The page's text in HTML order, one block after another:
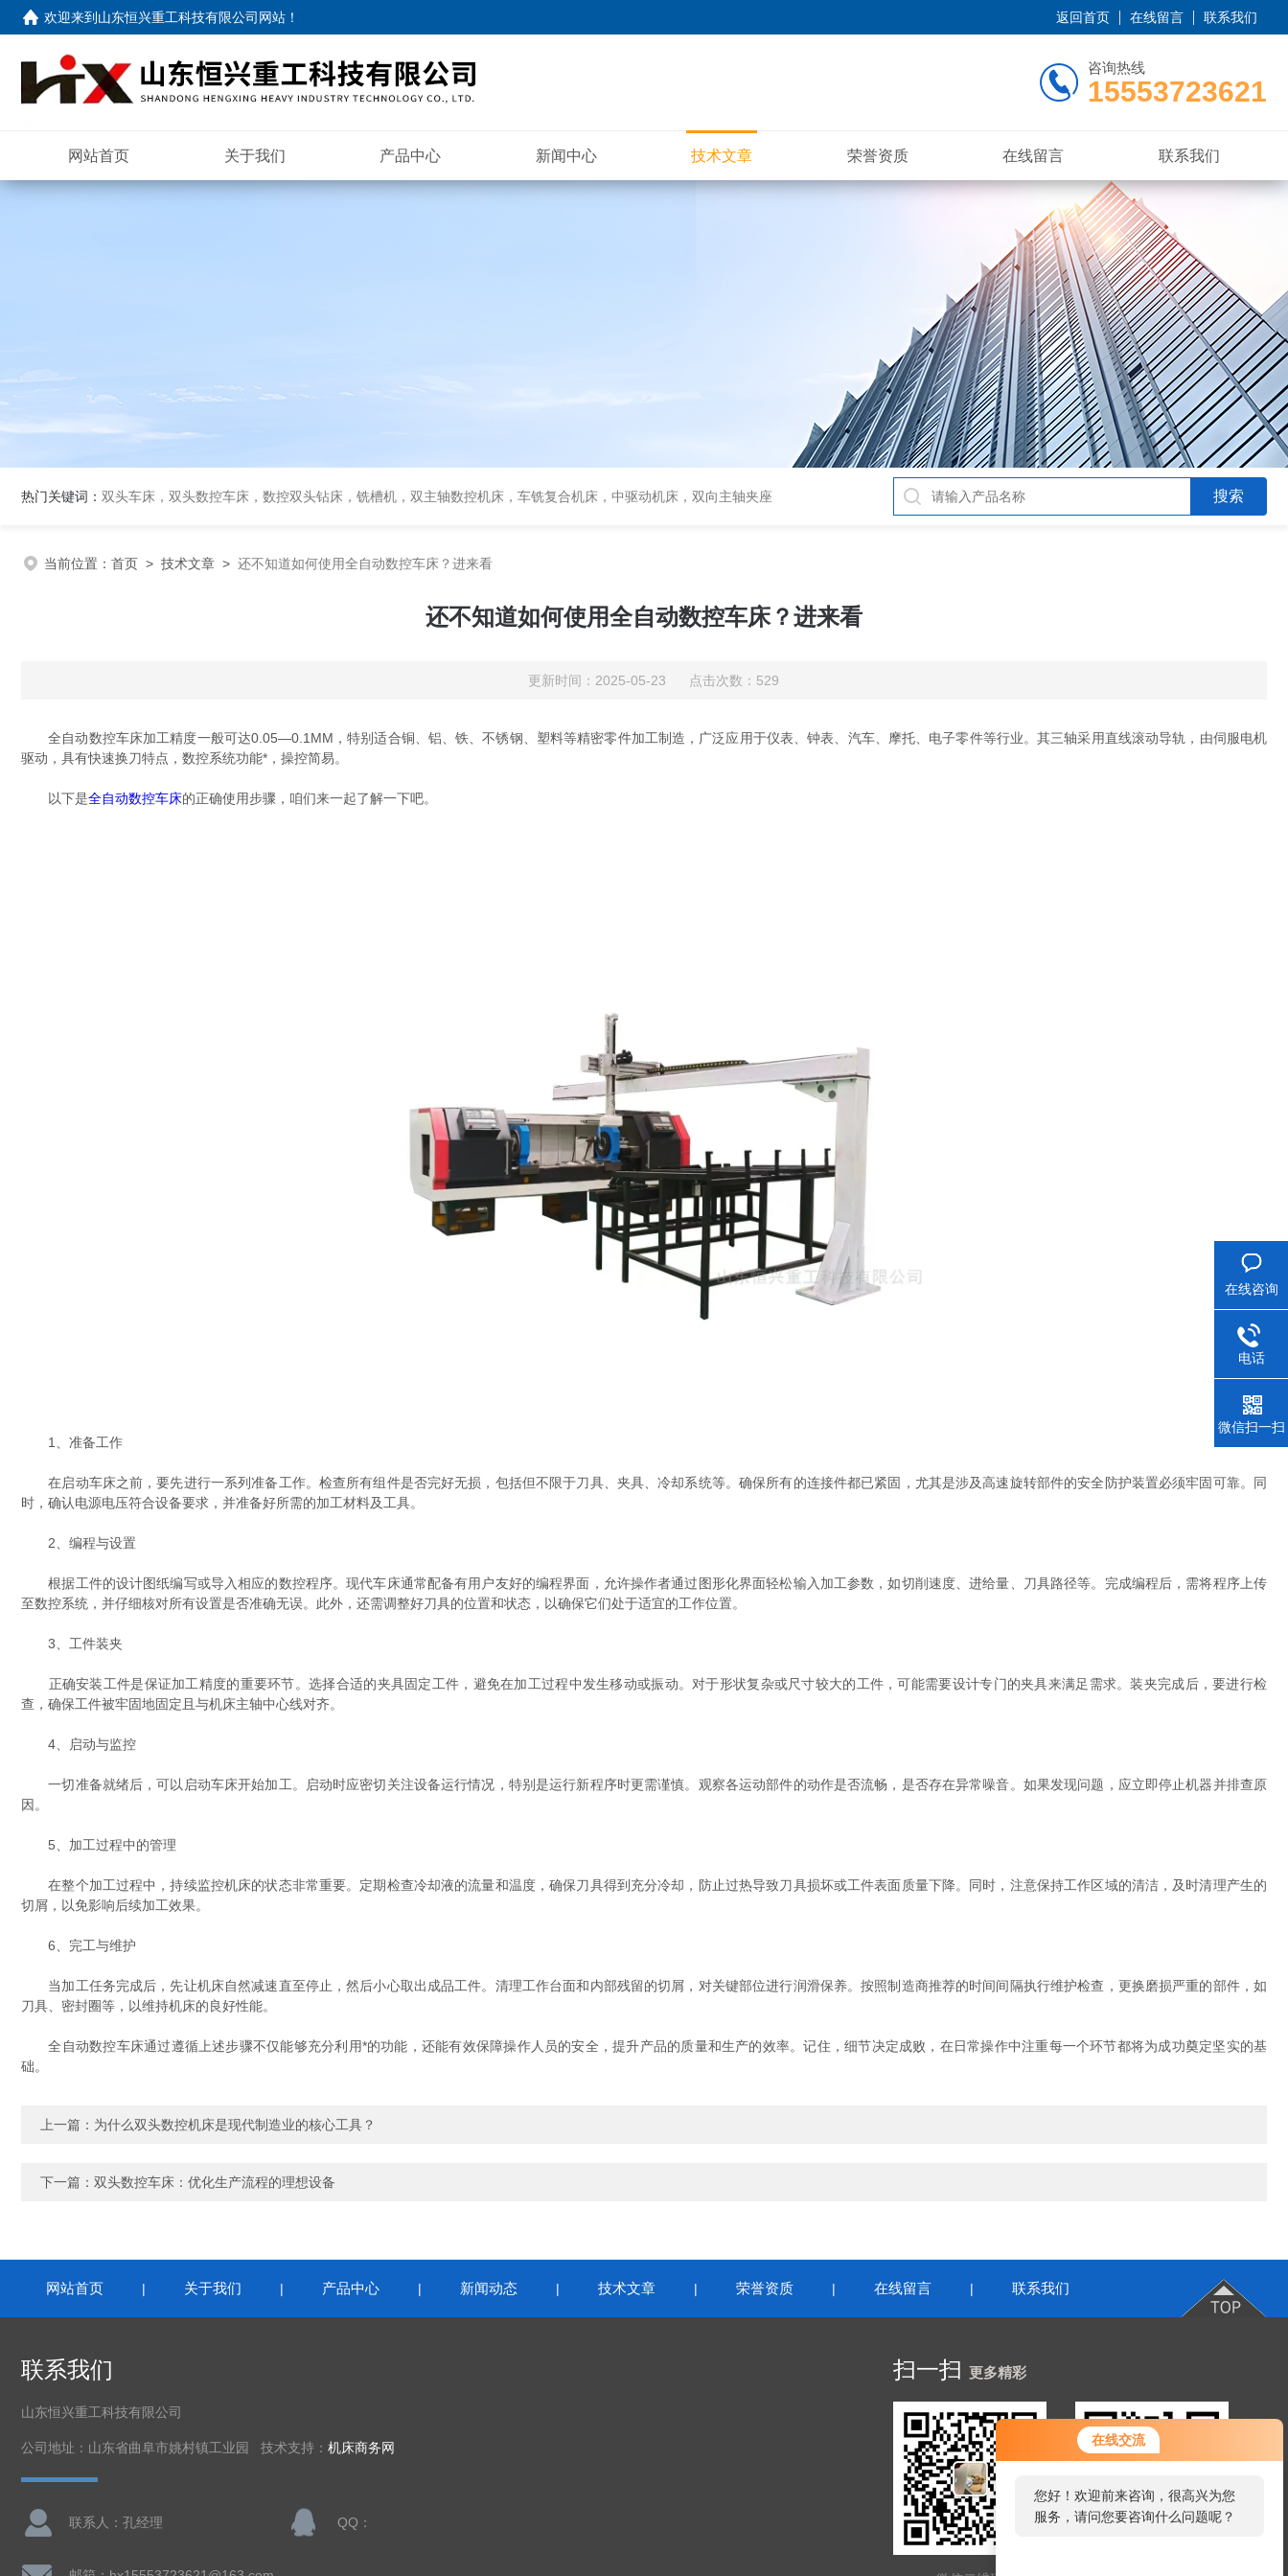
在线交流
您好！欢迎前来咨询，很高兴为您
服务，请问您要咨询什么问题呢？
欢迎来到 山东恒兴重工科技有限公司网站 ！ 返回首页 在线留言 联系我们
咨询热线
15553723621
网站首页 关于我们 产品中心 新闻中心 技术文章 荣誉资质 在线留言 联系我们
热门关键词： 双头车床，双头数控车床，数控双头钻床，铣槽机，双主轴数控机床，车铣复合机床，中驱动机床，双向主轴夹座
当前位置： 首页 > 技术文章 > 还不知道如何使用全自动数控车床？进来看
还不知道如何使用全自动数控车床？进来看
更新时间：2025-05-23 点击次数：529
全自动数控车床加工精度一般可达0.05—0.1MM，特别适合铜、铝、铁、不锈钢、塑料等精密零件加工制造，广泛应用于仪表、钟表、汽车、摩托、电子零件等行业。其三轴采用直线滚动导轨，由伺服电机
驱动，具有快速换刀特点，数控系统功能*，操控简易。
以下是全自动数控车床的正确使用步骤，咱们来一起了解一下吧。
1、准备工作
在启动车床之前，要先进行一系列准备工作。检查所有组件是否完好无损，包括但不限于刀具、夹具、冷却系统等。确保所有的连接件都已紧固，尤其是涉及高速旋转部件的安全防护装置必须牢固可靠。同
时，确认电源电压符合设备要求，并准备好所需的加工材料及工具。
2、编程与设置
根据工件的设计图纸编写或导入相应的数控程序。现代车床通常配备有用户友好的编程界面，允许操作者通过图形化界面轻松输入加工参数，如切削速度、进给量、刀具路径等。完成编程后，需将程序上传
至数控系统，并仔细核对所有设置是否准确无误。此外，还需调整好刀具的位置和状态，以确保它们处于适宜的工作位置。
3、工件装夹
正确安装工件是保证加工精度的重要环节。选择合适的夹具固定工件，避免在加工过程中发生移动或振动。对于形状复杂或尺寸较大的工件，可能需要设计专门的夹具来满足需求。装夹完成后，要进行检
查，确保工件被牢固地固定且与机床主轴中心线对齐。
4、启动与监控
一切准备就绪后，可以启动车床开始加工。启动时应密切关注设备运行情况，特别是运行新程序时更需谨慎。观察各运动部件的动作是否流畅，是否存在异常噪音。如果发现问题，应立即停止机器并排查原
因。
5、加工过程中的管理
在整个加工过程中，持续监控机床的状态非常重要。定期检查冷却液的流量和温度，确保刀具得到充分冷却，防止过热导致刀具损坏或工件表面质量下降。同时，注意保持工作区域的清洁，及时清理产生的
切屑，以免影响后续加工效果。
6、完工与维护
当加工任务完成后，先让机床自然减速直至停止，然后小心取出成品工件。清理工作台面和内部残留的切屑，对关键部位进行润滑保养。按照制造商推荐的时间间隔执行维护检查，更换磨损严重的部件，如
刀具、密封圈等，以维持机床的良好性能。
全自动数控车床通过遵循上述步骤不仅能够充分利用*的功能，还能有效保障操作人员的安全，提升产品的质量和生产的效率。记住，细节决定成败，在日常操作中注重每一个环节都将为成功奠定坚实的基
础。
上一篇： 为什么双头数控机床是现代制造业的核心工具？
下一篇： 双头数控车床：优化生产流程的理想设备
网站首页 | 关于我们 | 产品中心 | 新闻动态 | 技术文章 | 荣誉资质 | 在线留言 | 联系我们
联系我们
山东恒兴重工科技有限公司
公司地址：山东省曲阜市姚村镇工业园 技术支持： 机床商务网
联系人：孔经理 QQ：
扫一扫 更多精彩
在线咨询
电话
微信扫一扫